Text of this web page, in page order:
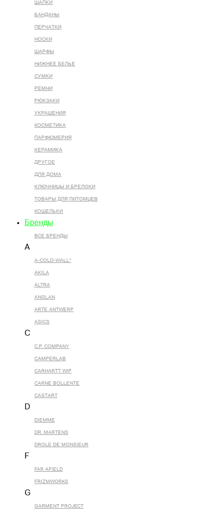
ШАПКИ
БАНДАНЫ
ПЕРЧАТКИ
НОСКИ
ШАРФЫ
НИЖНЕЕ БЕЛЬЕ
СУМКИ
РЕМНИ
РЮКЗАКИ
УКРАШЕНИЯ
КОСМЕТИКА
ПАРФЮМЕРИЯ
КЕРАМИКА
ДРУГОЕ
ДЛЯ ДОМА
КЛЮЧНИЦЫ И БРЕЛОКИ
ТОВАРЫ ДЛЯ ПИТОМЦЕВ
КОШЕЛЬКИ
Бренды
ВСЕ БРЕНДЫ
A
A-COLD-WALL*
AKILA
ALTRA
ANGLAN
ARTE ANTWERP
ASICS
C
C.P. COMPANY
CAMPERLAB
CARHARTT WIP
CARNE BOLLENTE
CASTART
D
DIEMME
DR. MARTENS
DROLE DE MONSIEUR
F
FAR AFIELD
FRIZMWORKS
G
GARMENT PROJECT